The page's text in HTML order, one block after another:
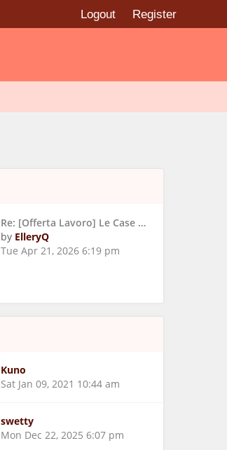
Logout Register
Re: [Offerta Lavoro] Le Case …
by ElleryQ
Tue Apr 21, 2026 6:19 pm
Kuno
Sat Jan 09, 2021 10:44 am
swetty
Mon Dec 22, 2025 6:07 pm